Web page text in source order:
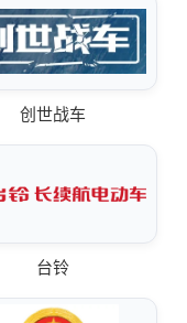
创世战车
台铃